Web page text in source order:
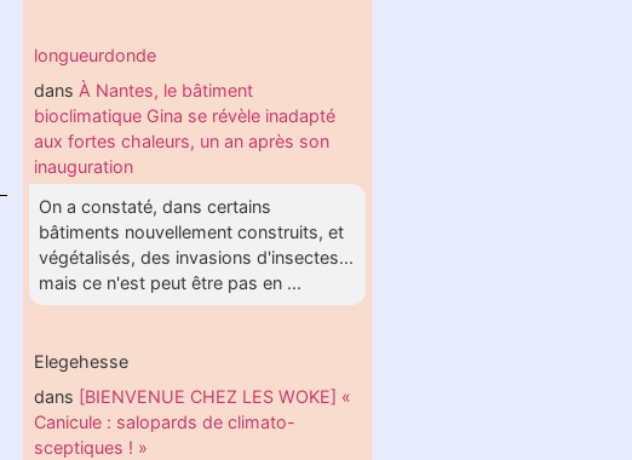
longueurdonde
dans À Nantes, le bâtiment
bioclimatique Gina se révèle inadapté
aux fortes chaleurs, un an après son
inauguration
On a constaté, dans certains
bâtiments nouvellement construits, et
végétalisés, des invasions d'insectes...
mais ce n'est peut être pas en ...
Elegehesse
dans [BIENVENUE CHEZ LES WOKE] «
Canicule : salopards de climato-
sceptiques ! »